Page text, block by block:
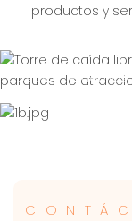
productos y
Cosas que hemos
COOPERATION
ACHIEVEMENTS